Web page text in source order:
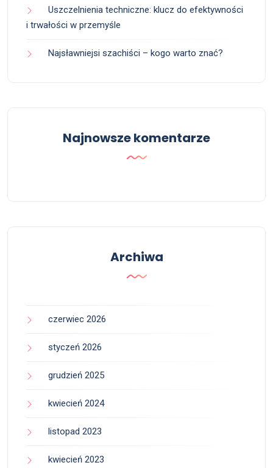
Uszczelnienia techniczne: klucz do efektywności
i trwałości w przemyśle
Najsławniejsi szachiści – kogo warto znać?
Najnowsze komentarze
Archiwa
czerwiec 2026
styczeń 2026
grudzień 2025
kwiecień 2024
listopad 2023
kwiecień 2023